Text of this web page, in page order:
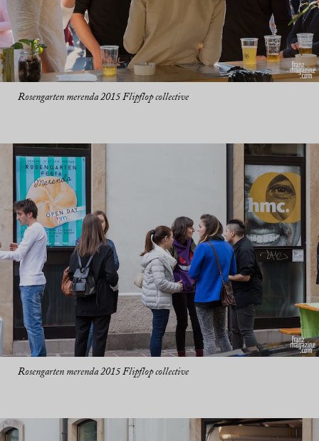
Rosengarten merenda 2015 Flipflop collective
Rosengarten merenda 2015 Flipflop collective